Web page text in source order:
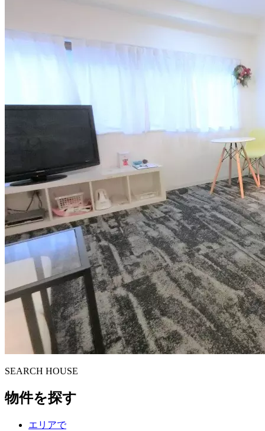
SEARCH HOUSE
物件を探す
エリアで